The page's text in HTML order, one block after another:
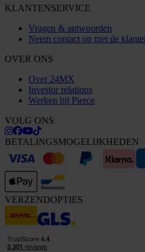
KLANTENSERVICE
Vragen & antwoorden
Neem contact op met de
OVER ONS
Over 24MX
Investor relations
Werken bij Pierce
VOLG ONS
BETALINGSMOGELIJKHEDEN
VERZENDOPTIES